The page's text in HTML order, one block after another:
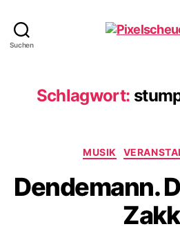
Suchen
Schlagwort:
MUSIK
Dendemann.